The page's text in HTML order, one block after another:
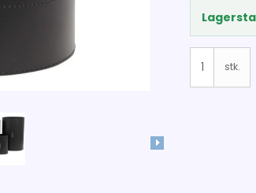
stk.